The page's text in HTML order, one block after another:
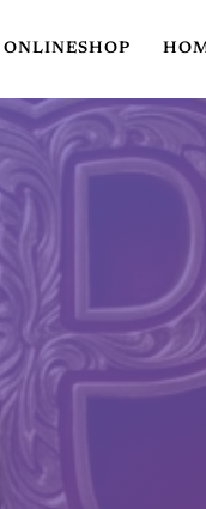
ONLINESHOP